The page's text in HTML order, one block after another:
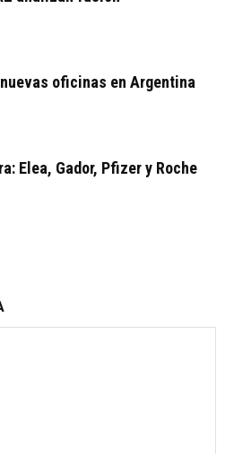
oficinas en Argentina
Elea, Gador, Pfizer y Roche